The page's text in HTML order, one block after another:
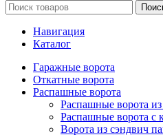
Навигация
Каталог
Гаражные ворота
Откатные ворота
Распашные ворота
Распашные ворота
Распашные ворота с
Ворота из сэндвич